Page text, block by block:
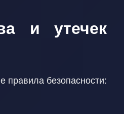
и утечек
безопасности: